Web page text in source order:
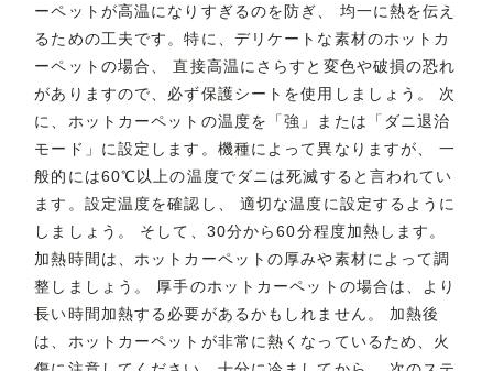
ーペットが高温になりすぎるのを防ぎ、 均一に熱を伝え
るための工夫です。特に、デリケートな素材のホットカ
ーペットの場合、 直接高温にさらすと変色や破損の恐れ
がありますので、必ず保護シートを使用しましょう。 次
に、ホットカーペットの温度を「強」または「ダニ退治
モード」に設定します。機種によって異なりますが、 一
般的には60℃以上の温度でダニは死滅すると言われてい
ます。設定温度を確認し、 適切な温度に設定するように
しましょう。 そして、30分から60分程度加熱します。
加熱時間は、ホットカーペットの厚みや素材によって調
整しましょう。 厚手のホットカーペットの場合は、より
長い時間加熱する必要があるかもしれません。 加熱後
は、ホットカーペットが非常に熱くなっているため、火